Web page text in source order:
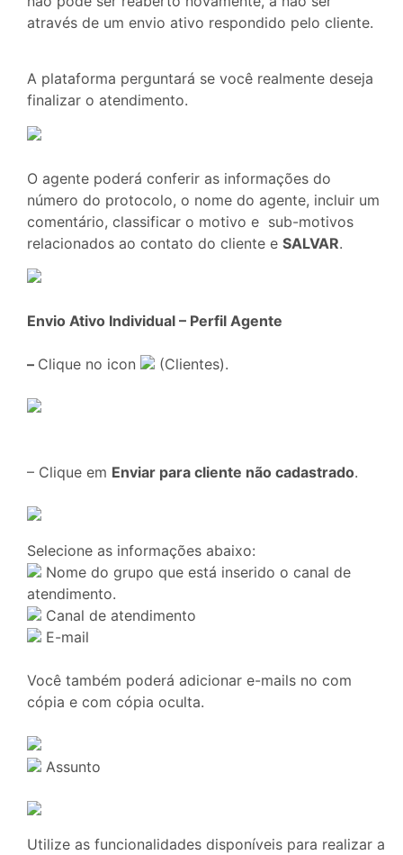
através de um envio ativo respondido pelo cliente.
A plataforma perguntará se você realmente deseja
finalizar o atendimento.
O agente poderá conferir as informações do
número do protocolo, o nome do agente, incluir um
comentário, classificar o motivo e sub-motivos
relacionados ao contato do cliente e SALVAR.
Envio Ativo Individual – Perfil Agente
– Clique no icon (Clientes).
– Clique em Enviar para cliente não cadastrado.
Selecione as informações abaixo:
Nome do grupo que está inserido o canal de
atendimento.
Canal de atendimento
E-mail
Você também poderá adicionar e-mails no com
cópia e com cópia oculta.
Assunto
Utilize as funcionalidades disponíveis para realizar a